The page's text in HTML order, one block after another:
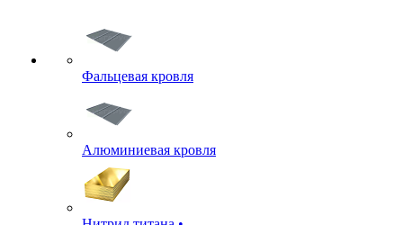
Фальцевая кровля
Алюминиевая кровля